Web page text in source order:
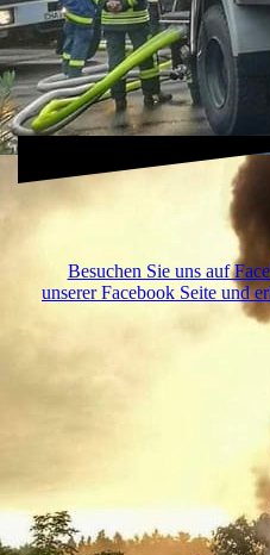
08-31-02
Besuchen Sie uns auf
unserer Facebook Seite und